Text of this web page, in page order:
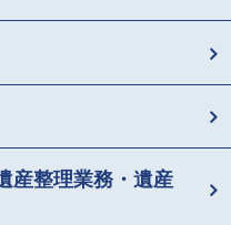
産整理業務・遺産